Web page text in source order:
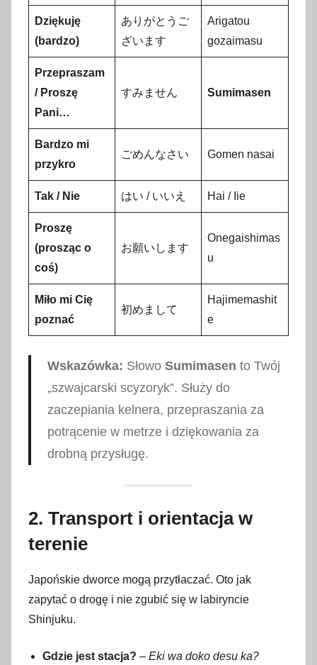
Dziękuję
(bardzo)
ありがとうご
ざいます
Arigatou
gozaimasu
Przepraszam
/ Proszę
Pani…
すみません Sumimasen
Bardzo mi
przykro
ごめんなさい Gomen nasai
Tak / Nie はい / いいえ Hai / Iie
Proszę
(prosząc o
coś)
お願いします
Onegaishimas
u
Miło mi Cię
poznać
初めまして
Hajimemashit
e
Wskazówka: Słowo Sumimasen to Twój
„szwajcarski scyzoryk”. Służy do
zaczepiania kelnera, przepraszania za
potrącenie w metrze i dziękowania za
drobną przysługę.
2. Transport i orientacja w
terenie
Japońskie dworce mogą przytłaczać. Oto jak
zapytać o drogę i nie zgubić się w labiryncie
Shinjuku.
Gdzie jest stacja? – Eki wa doko desu ka?